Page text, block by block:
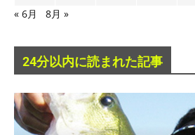
« 6月
8月 »
24分以内に読まれた記事